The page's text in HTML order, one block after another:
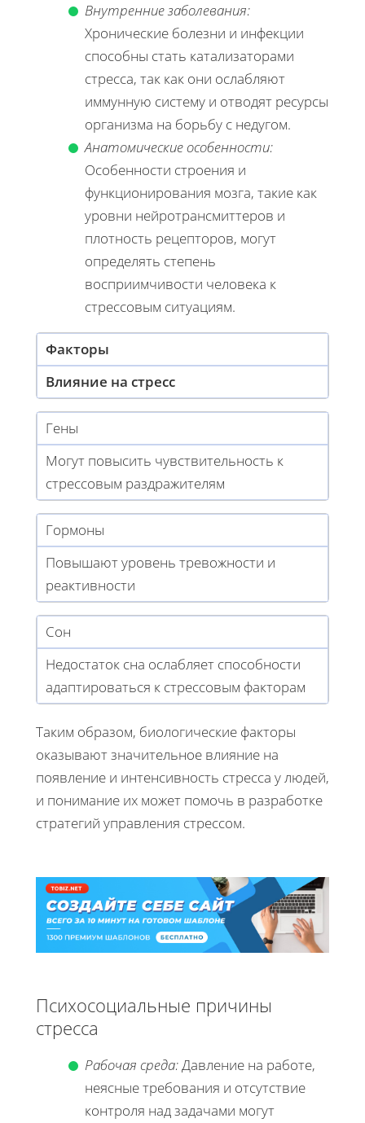
Внутренние заболевания:
Хронические болезни и инфекции
способны стать катализаторами
стресса, так как они ослабляют
иммунную систему и отводят ресурсы
организма на борьбу с недугом.
Анатомические особенности:
Особенности строения и
функционирования мозга, такие как
уровни нейротрансмиттеров и
плотность рецепторов, могут
определять степень
восприимчивости человека к
стрессовым ситуациям.
Факторы
Влияние на стресс
Гены
Могут повысить чувствительность к
стрессовым раздражителям
Гормоны
Повышают уровень тревожности и
реактивности
Сон
Недостаток сна ослабляет способности
адаптироваться к стрессовым факторам
Таким образом, биологические факторы
оказывают значительное влияние на
появление и интенсивность стресса у людей,
и понимание их может помочь в разработке
стратегий управления стрессом.
Психосоциальные причины
стресса
Рабочая среда:Давление на работе,
неясные требования и отсутствие
контроля над задачами могут